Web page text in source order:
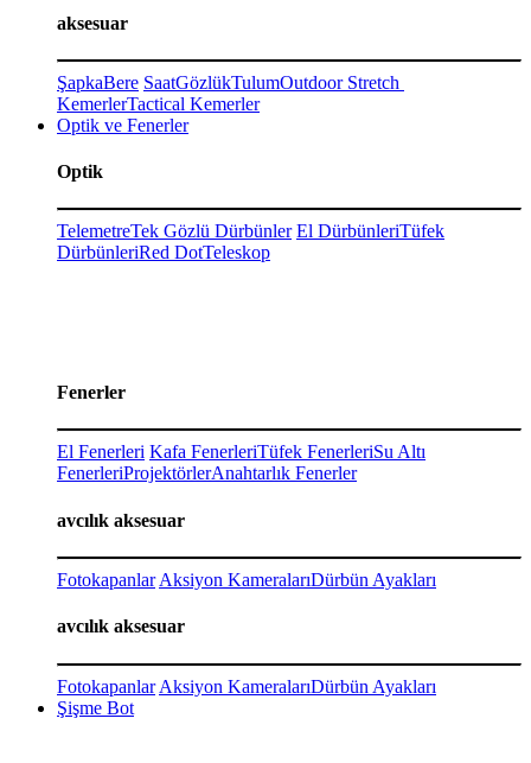
aksesuar
ŞapkaBere SaatGözlükTulumOutdoor Stretch
KemerlerTactical Kemerler
Optik ve Fenerler
Optik
TelemetreTek Gözlü Dürbünler El DürbünleriTüfek
DürbünleriRed DotTeleskop
Fenerler
El Fenerleri Kafa FenerleriTüfek FenerleriSu Altı
FenerleriProjektörlerAnahtarlık Fenerler
avcılık aksesuar
Fotokapanlar Aksiyon KameralarıDürbün Ayakları
avcılık aksesuar
Fotokapanlar Aksiyon KameralarıDürbün Ayakları
Şişme Bot